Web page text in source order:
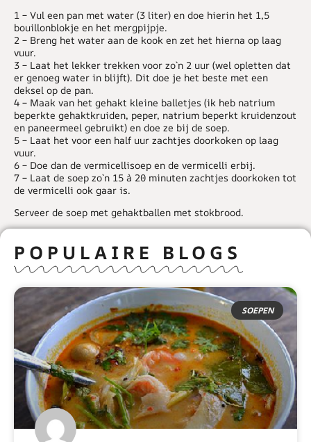
1 – Vul een pan met water (3 liter) en doe hierin het 1,5
bouillonblokje en het mergpijpje.
2 – Breng het water aan de kook en zet het hierna op laag
vuur.
3 – Laat het lekker trekken voor zo`n 2 uur (wel opletten dat
er genoeg water in blijft). Dit doe je het beste met een
deksel op de pan.
4 – Maak van het gehakt kleine balletjes (ik heb natrium
beperkte gehaktkruiden, peper, natrium beperkt kruidenzout
en paneermeel gebruikt) en doe ze bij de soep.
5 – Laat het voor een half uur zachtjes doorkoken op laag
vuur.
6 – Doe dan de vermicellisoep en de vermicelli erbij.
7 – Laat de soep zo`n 15 à 20 minuten zachtjes doorkoken tot
de vermicelli ook gaar is.
Serveer de soep met gehaktballen met stokbrood.
POPULAIRE BLOGS
SOEPEN